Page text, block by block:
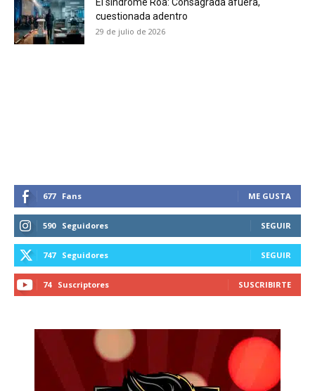
No te pierdas de las
últimas noticias
tobacco harm reduction in your email.
cuestionada adentro
29 de julio de 2026
677 Fans ME GUSTA
590 Seguidores SEGUIR
747 Seguidores SEGUIR
74 Suscriptores SUSCRIBIRTE